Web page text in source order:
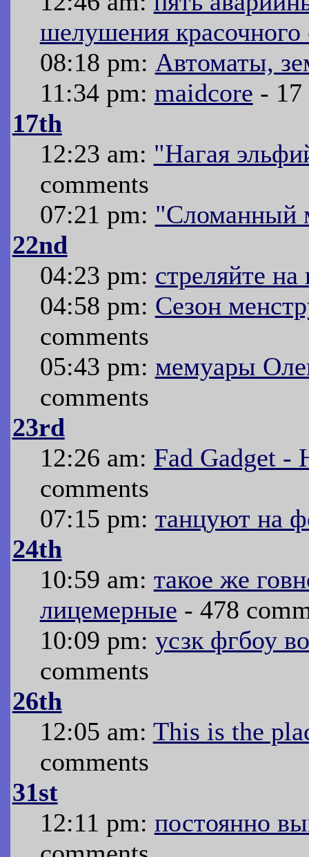
шелушения красочного
08:18 pm: Автоматы,
11:34 pm: maidcore - 17
17th
12:23 am: "Нагая
comments
07:21 pm: "Сломанный
22nd
04:23 pm: стреляйте
04:58 pm: Сезон
comments
05:43 pm: мемуары
comments
23rd
12:26 am: Fad Gadget -
comments
07:15 pm: танцуют на
24th
10:59 am: такое же
лицемерные - 478
10:09 pm: усзк фгбоу
comments
26th
12:05 am: This is the
comments
31st
12:11 pm: постоянно